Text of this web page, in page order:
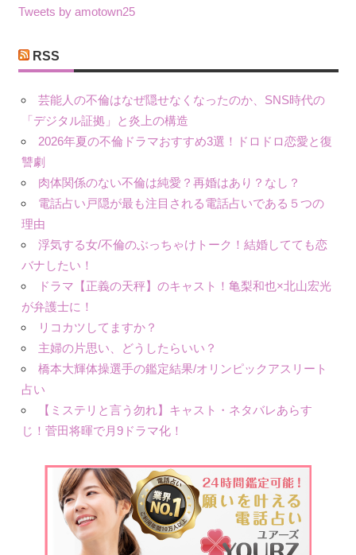
ゴ
ー
Tweets by amotown25
RSS
芸能人の不倫はなぜ隠せなくなったのか、SNS時代の
「デジタル証拠」と炎上の構造
2026年夏の不倫ドラマおすすめ3選！ドロドロ恋愛と復
讐劇
肉体関係のない不倫は純愛？再婚はあり？なし？
電話占い戸隠が最も注目される電話占いである５つの
理由
浮気する女/不倫のぶっちゃけトーク！結婚してても恋
バナしたい！
ドラマ【正義の天秤】のキャスト！亀梨和也×北山宏光
が弁護士に！
リコカツしてますか？
主婦の片思い、どうしたらいい？
橋本大輝体操選手の鑑定結果/オリンピックアスリート
占い
【ミステリと言う勿れ】キャスト・ネタバレあらす
じ！菅田将暉で月9ドラマ化！